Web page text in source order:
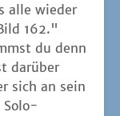
alle wie­der
162."
du denn
dar­über
sich an sein
Solo-